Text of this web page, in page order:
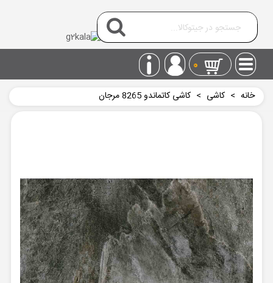
0
خانه > کاشی > کاشی کاتماندو 8265 مرجان